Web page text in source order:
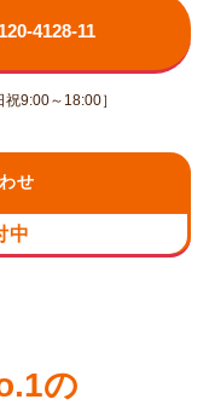
4128-11
9:00～18:00］
せ
中
の